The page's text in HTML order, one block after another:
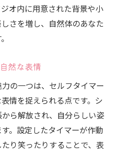
オ内に用意された背景や小
さを増し、自然体のあなた
然な表情
の一つは、セルフタイマー
情を捉えられる点です。シ
ら解放され、自分らしい姿
。設定したタイマーが作動
り笑ったりすることで、表